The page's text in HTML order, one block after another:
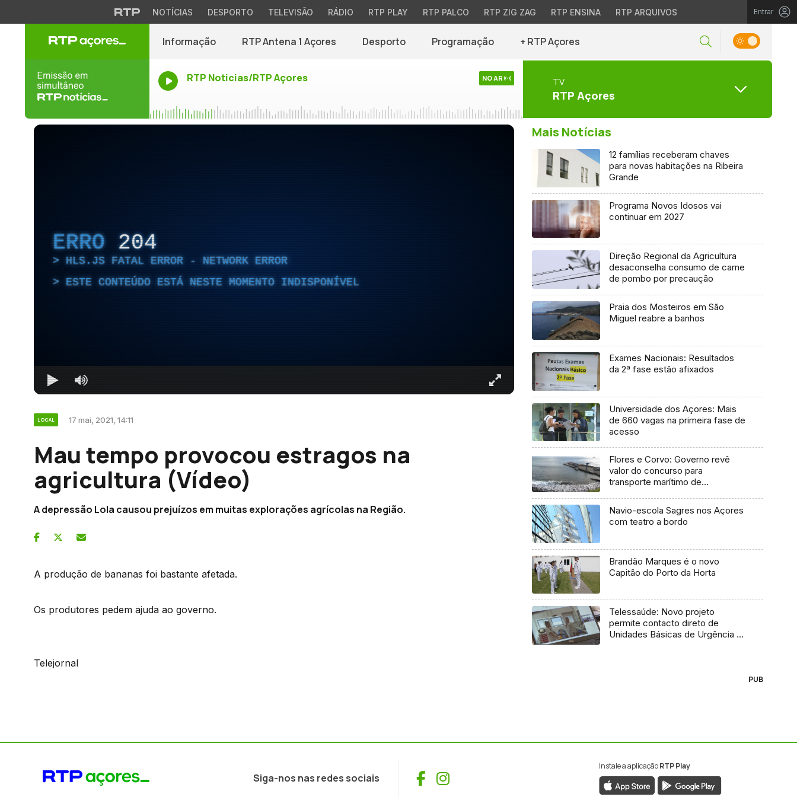
NOTÍCIAS DESPORTO TELEVISÃO RÁDIO RTP PLAY RTP PALCO RTP ZIG ZAG RTP ENSINA RTP ARQUIVOS Entrar
Informação RTP Antena 1 Açores Desporto Programação + RTP Açores
RTP Noticias/RTP Açores NO AR TV
RTP Açores
ERRO 204
HLS.JS FATAL ERROR - NETWORK ERROR
ESTE CONTEÚDO ESTÁ NESTE MOMENTO INDISPONÍVEL
LOCAL 17 mai, 2021, 14:11
Mau tempo provocou estragos na
agricultura (Vídeo)
A depressão Lola causou prejuízos em muitas explorações agrícolas na Região.
A produção de bananas foi bastante afetada.
Os produtores pedem ajuda ao governo.
Telejornal
Mais Notícias
12 famílias receberam chaves
para novas habitações na Ribeira
Grande
Programa Novos Idosos vai
continuar em 2027
Direção Regional da Agricultura
desaconselha consumo de carne
de pombo por precaução
Praia dos Mosteiros em São
Miguel reabre a banhos
Exames Nacionais: Resultados
da 2ª fase estão afixados
Universidade dos Açores: Mais
de 660 vagas na primeira fase de
acesso
Flores e Corvo: Governo revê
valor do concurso para
transporte marítimo de
Navio-escola Sagres nos Açores
com teatro a bordo
Brandão Marques é o novo
Capitão do Porto da Horta
Telessaúde: Novo projeto
permite contacto direto de
Unidades Básicas de Urgência e
PUB
Siga-nos nas redes sociais Facebook
Instagram
Instale a aplicaçãoRTP Play